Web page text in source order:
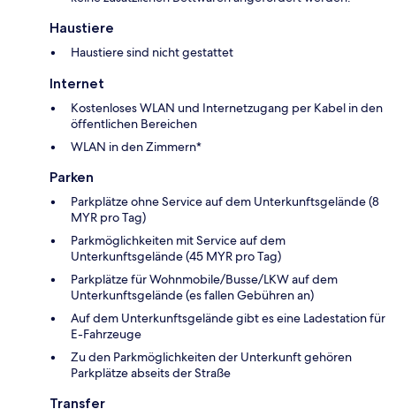
Haustiere
Haustiere sind nicht gestattet
Internet
Kostenloses WLAN und Internetzugang per Kabel in den
öffentlichen Bereichen
WLAN in den Zimmern*
Parken
Parkplätze ohne Service auf dem Unterkunftsgelände (8
MYR pro Tag)
Parkmöglichkeiten mit Service auf dem
Unterkunftsgelände (45 MYR pro Tag)
Parkplätze für Wohnmobile/Busse/LKW auf dem
Unterkunftsgelände (es fallen Gebühren an)
Auf dem Unterkunftsgelände gibt es eine Ladestation für
E-Fahrzeuge
Zu den Parkmöglichkeiten der Unterkunft gehören
Parkplätze abseits der Straße
Transfer